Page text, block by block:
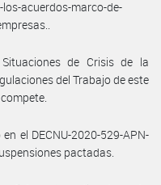
acuerdos-marco-de-
de Crisis de la
del Trabajo de este
el DECNU-2020-529-APN-
pactadas.